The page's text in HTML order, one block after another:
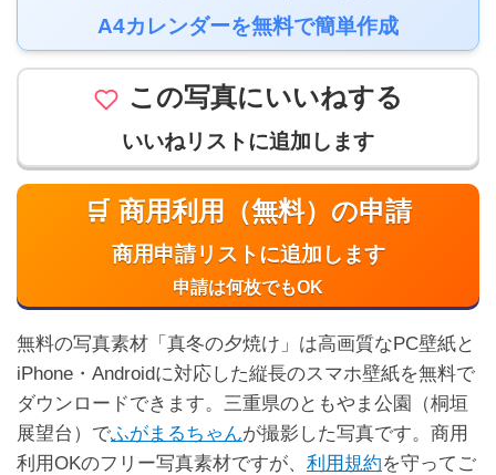
A4カレンダーを無料で簡単作成
この写真にいいねする
いいねリストに追加します
🛒 商用利用（無料）の申請
商用申請リストに追加します
申請は何枚でもOK
無料の写真素材「真冬の夕焼け」は高画質なPC壁紙と
iPhone・Androidに対応した縦長のスマホ壁紙を無料で
ダウンロードできます。三重県のともやま公園（桐垣
展望台）でふがまるちゃんが撮影した写真です。商用
利用OKのフリー写真素材ですが、 利用規約を守ってご